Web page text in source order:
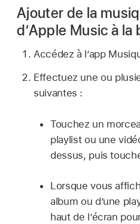
Ajouter de la
d’Apple Music à
Accédez à l’app
Effectuez une ou
suivantes :
Touchez un
playlist ou une
dessus, puis
Lorsque vous
album ou d’une
haut de l’écran